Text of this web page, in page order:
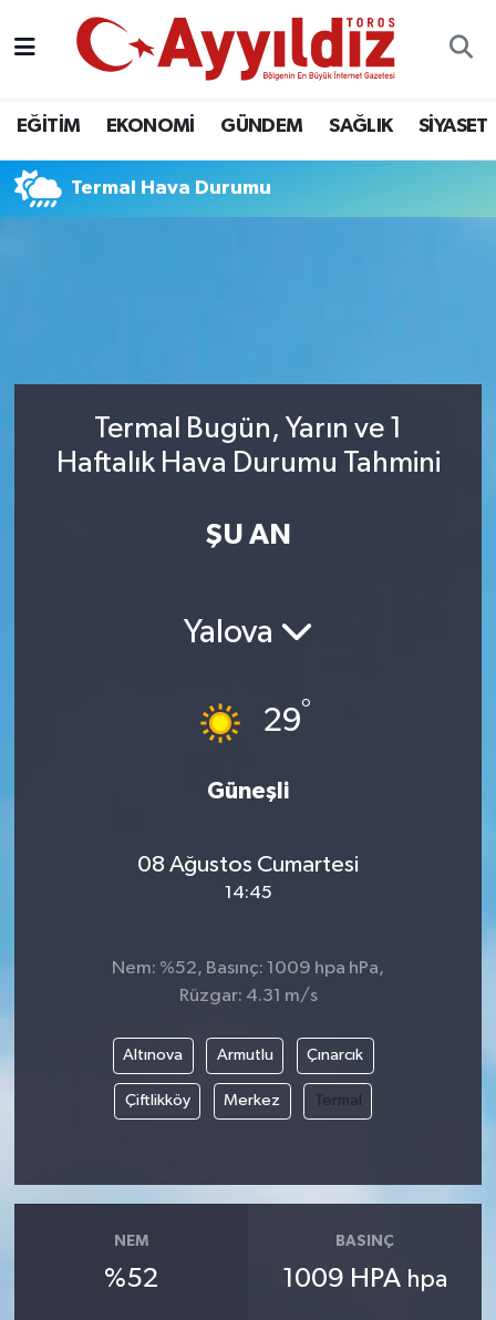
EĞİTİM EKONOMİ GÜNDEM SAĞLIK SİYASET
Termal Hava Durumu
Termal Bugün, Yarın ve 1
Haftalık Hava Durumu Tahmini
ŞU AN
Yalova
29°
Güneşli
08 Ağustos Cumartesi
14:45
Nem: %52, Basınç: 1009 hpa hPa,
Rüzgar: 4.31 m/s
Altınova Armutlu Çınarcık
Çiftlikköy Merkez Termal
NEM
%52
BASINÇ
1009 HPA hpa